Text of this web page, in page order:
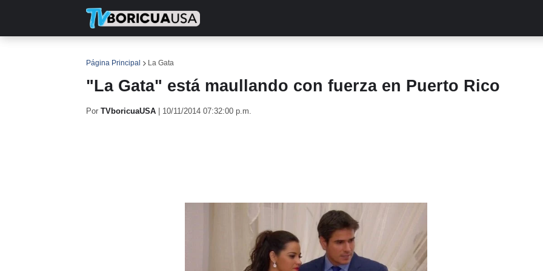
Página Principal La Gata
"La Gata" está maullando con fuerza en Puerto Rico
Por TVboricuaUSA 10/11/2014 07:32:00 p.m.